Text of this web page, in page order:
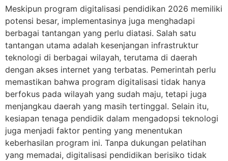
Meskipun program digitalisasi pendidikan 2026 memiliki
potensi besar, implementasinya juga menghadapi
berbagai tantangan yang perlu diatasi. Salah satu
tantangan utama adalah kesenjangan infrastruktur
teknologi di berbagai wilayah, terutama di daerah
dengan akses internet yang terbatas. Pemerintah perlu
memastikan bahwa program digitalisasi tidak hanya
berfokus pada wilayah yang sudah maju, tetapi juga
menjangkau daerah yang masih tertinggal. Selain itu,
kesiapan tenaga pendidik dalam mengadopsi teknologi
juga menjadi faktor penting yang menentukan
keberhasilan program ini. Tanpa dukungan pelatihan
yang memadai, digitalisasi pendidikan berisiko tidak